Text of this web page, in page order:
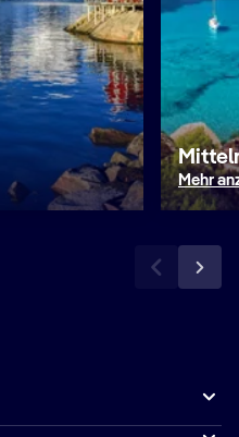
Mehr